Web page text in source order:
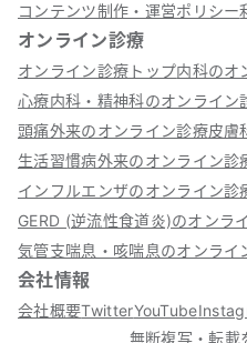
コンテンツ制作・運営ポリシー
オンライン診療
オンライン診療トップ内科のオ
心療内科・精神科のオンライン
頭痛外来のオンライン診療皮膚
生活習慣病外来のオンライン診
インフルエンザのオンライン診
GERD (逆流性食道炎)のオンラ
気管支喘息・咳喘息のオンライ
会社情報
会社概要TwitterYouTube
無断複写・転載